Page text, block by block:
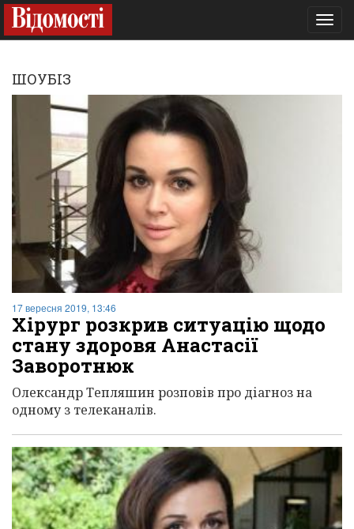
ШОУБІЗ
17 вересня 2019, 13:46
Хірург розкрив ситуацію щодо
стану здоровя Анастасії
Заворотнюк
Олександр Тепляшин розповів про діагноз на
одному з телеканалів.